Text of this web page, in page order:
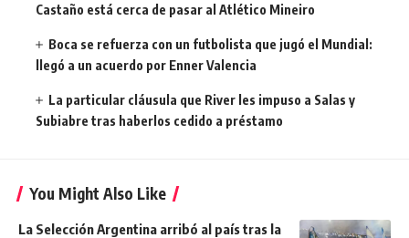
Castaño está cerca de pasar al Atlético Mineiro
Boca se refuerza con un futbolista que jugó el Mundial:
llegó a un acuerdo por Enner Valencia
La particular cláusula que River les impuso a Salas y
Subiabre tras haberlos cedido a préstamo
You Might Also Like
La Selección Argentina arribó al país tras la